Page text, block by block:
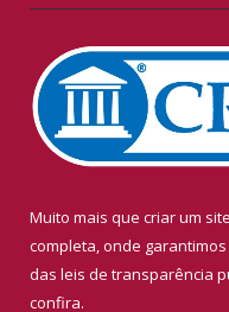
Muito mais que criar um
completa, onde
das leis de transparência
confira.